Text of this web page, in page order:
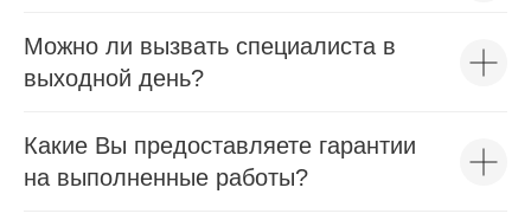
Можно ли вызвать специалиста в
выходной день?
Какие Вы предоставляете гарантии
на выполненные работы?